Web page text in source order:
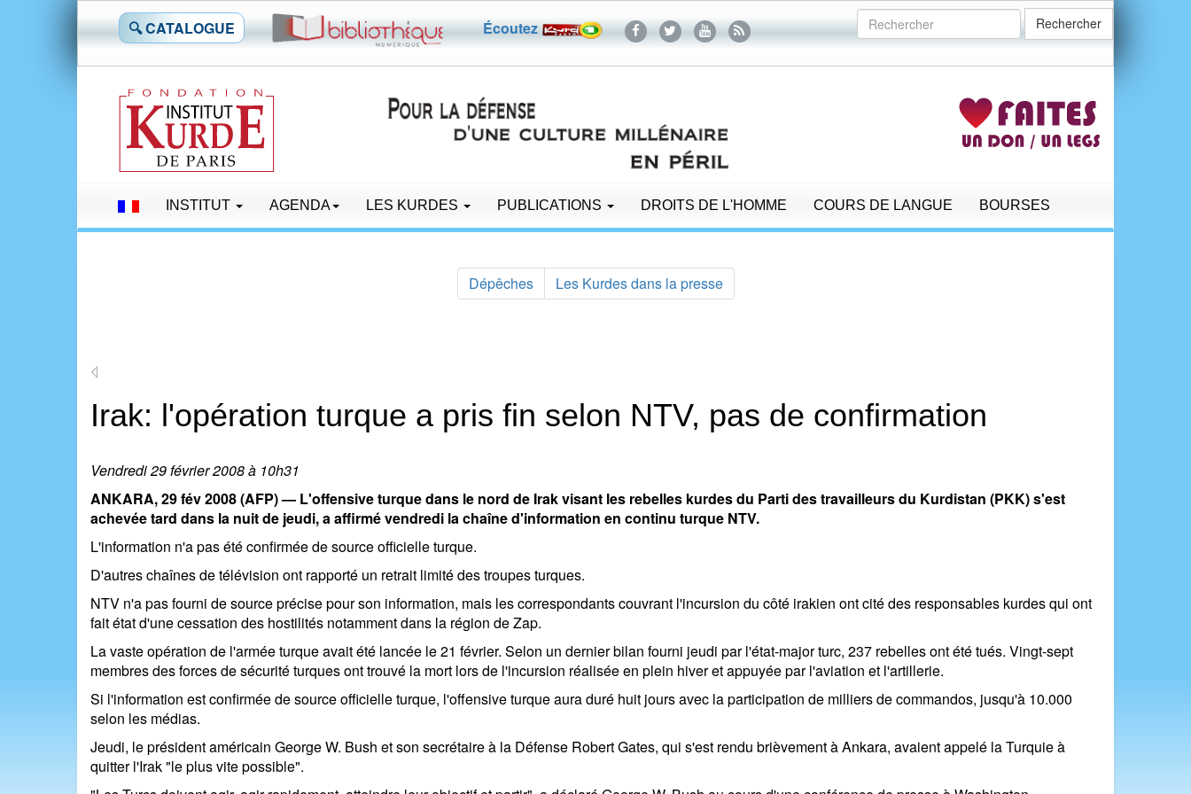
🔍 CATALOGUE Écoutez Rechercher
INSTITUT AGENDA LES KURDES PUBLICATIONS DROITS DE L'HOMME COURS DE LANGUE BOURSES
Dépêches Les Kurdes dans la presse
Irak: l'opération turque a pris fin selon NTV, pas de confirmation
Vendredi 29 février 2008 à 10h31
ANKARA, 29 fév 2008 (AFP) — L'offensive turque dans le nord de Irak visant les rebelles kurdes du Parti des travailleurs du Kurdistan (PKK) s'est
achevée tard dans la nuit de jeudi, a affirmé vendredi la chaîne d'information en continu turque NTV.
L'information n'a pas été confirmée de source officielle turque.
D'autres chaînes de télévision ont rapporté un retrait limité des troupes turques.
NTV n'a pas fourni de source précise pour son information, mais les correspondants couvrant l'incursion du côté irakien ont cité des responsables kurdes qui ont
fait état d'une cessation des hostilités notamment dans la région de Zap.
La vaste opération de l'armée turque avait été lancée le 21 février. Selon un dernier bilan fourni jeudi par l'état-major turc, 237 rebelles ont été tués. Vingt-sept
membres des forces de sécurité turques ont trouvé la mort lors de l'incursion réalisée en plein hiver et appuyée par l'aviation et l'artillerie.
Si l'information est confirmée de source officielle turque, l'offensive turque aura duré huit jours avec la participation de milliers de commandos, jusqu'à 10.000
selon les médias.
Jeudi, le président américain George W. Bush et son secrétaire à la Défense Robert Gates, qui s'est rendu brièvement à Ankara, avaient appelé la Turquie à
quitter l'Irak "le plus vite possible".